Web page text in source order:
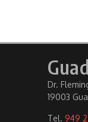
Dr.
19003
Tel. 949